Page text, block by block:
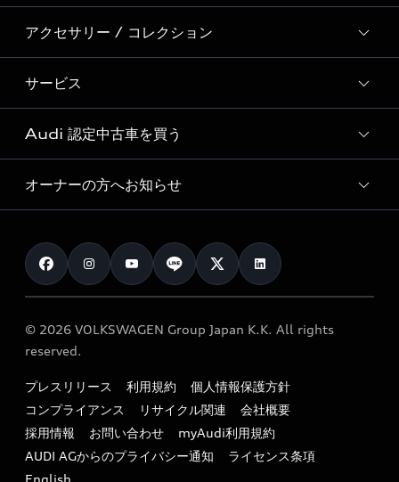
Audi Sport
Formula 1®
デジタルサービス
新車在庫検索
試乗車・展示車検索
見積もり依頼
試乗予約
モデル一覧
特別仕様モデル / 限定モデル
e-tronラインアップ
価格シミュレーション
車両比較
カタログ一覧
アクセサリー / コレクション
純正アクセサリー
オンラインショップ
Audi collection
アウディナビアプリ
サービス
サービス入庫予約
サービスプログラム
メンテナンス
車検 / 定期点検
e-tronアフターサポート
myAudi
Audi 認定中古車を買う
Audi認定中古車
クオリティ
保証
メンテナンス
ファイナンス
キャンペーン / イベント
買取査定
オーナーの方へお知らせ
お知らせ
オーナー様向けキャンペーン
特定整備適用車一覧
リサイクル法
よくある質問（FAQ）
© 2026 VOLKSWAGEN Group Japan K.K. All rights
reserved.
プレスリリース 利用規約
個人情報保護方針
コンプライアンス
リサイクル関連
会社概要
採用情報
お問い合わせ
myAudi利用規約
AUDI AGからのプライバシー通知
ライセンス条項
English